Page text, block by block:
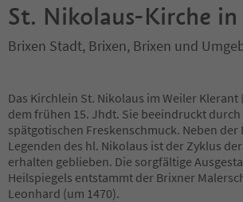
St. Nikolaus-Kirche
Brixen Stadt, Brixen, Brixen und
Das Kirchlein St. Nikolaus im Weiler
dem frühen 15. Jhdt. Sie beeindruckt
spätgotischen Freskenschmuck. Neben der
Legenden des hl. Nikolaus ist der Zyklus
erhalten geblieben. Die sorgfältige
Heilspiegels entstammt der Brixner
Leonhard (um 1470).